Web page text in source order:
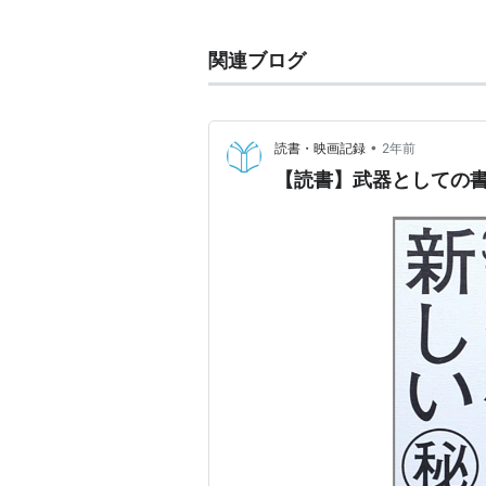
関連ブログ
読書・映画記録 • 2年前
【読書】武器としての